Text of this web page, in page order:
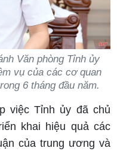
Văn phòng Tỉnh ủy
vụ của các cơ quan
6 tháng đầu năm.
việc Tỉnh ủy đã chủ
khai hiệu quả các
của trung ương và